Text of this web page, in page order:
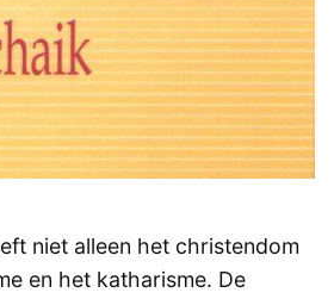
niet alleen het christendom
en het katharisme. De